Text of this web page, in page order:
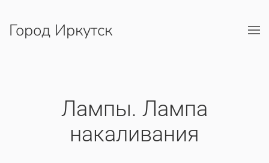
Перейти к содержимому
Город Иркутск
Лампы. Лампа
накаливания